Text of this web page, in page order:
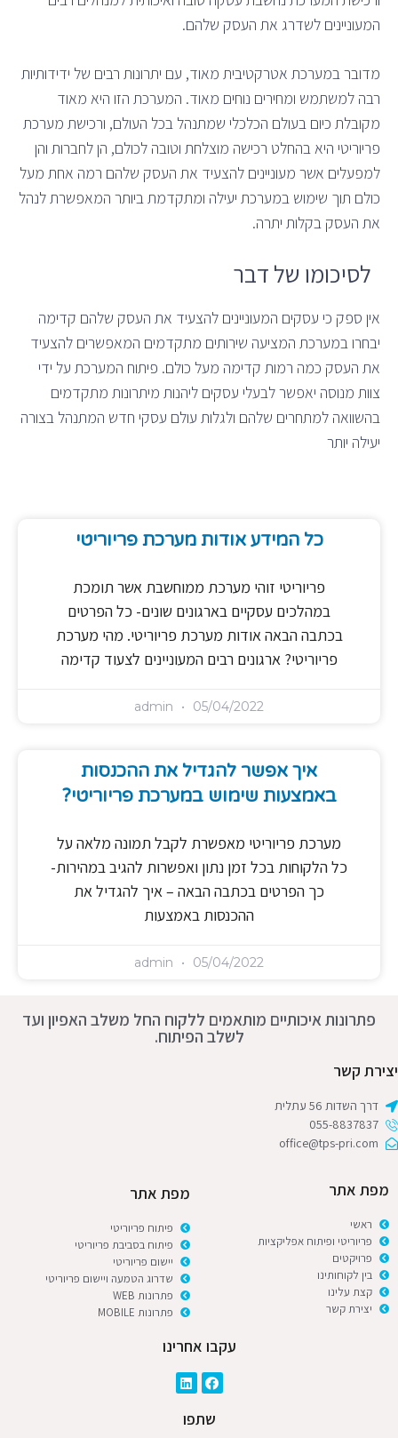
המעוניינים לשדרג את העסק שלהם.
מדובר במערכת אטרקטיבית מאוד, עם יתרונות רבים של ידידותיות
רבה למשתמש ומחירים נוחים מאוד. המערכת הזו היא מאוד
מקובלת כיום בעולם הכלכלי שמתנהל בכל העולם, ורכישת מערכת
פריוריטי היא בהחלט רכישה מוצלחת וטובה לכולם, הן לחברות והן
למפעלים אשר מעוניינים להצעיד את העסק שלהם רמה אחת מעל
כולם תוך שימוש במערכת יעילה ומתקדמת ביותר המאפשרת לנהל
את העסק בקלות יתרה.
לסיכומו של דבר
אין ספק כי עסקים המעוניינים להצעיד את העסק שלהם קדימה
יבחרו במערכת המציעה שירותים מתקדמים המאפשרים להצעיד
את העסק כמה רמות קדימה מעל כולם. פיתוח המערכת על ידי
צוות מנוסה יאפשר לבעלי עסקים ליהנות מיתרונות מתקדמים
בהשוואה למתחרים שלהם ולגלות עולם עסקי חדש המתנהל בצורה
יעילה יותר
כל המידע אודות מערכת פריוריטי
פריוריטי זוהי מערכת ממוחשבת אשר תומכת
במהלכים עסקיים בארגונים שונים- כל הפרטים
בכתבה הבאה אודות מערכת פריוריטי. מהי מערכת
פריוריטי? ארגונים רבים המעוניינים לצעוד קדימה
admin 05/04/2022
איך אפשר להגדיל את ההכנסות
באמצעות שימוש במערכת פריוריטי?
מערכת פריוריטי מאפשרת לקבל תמונה מלאה על
כל הלקוחות בכל זמן נתון ואפשרות להגיב במהירות-
כך הפרטים בכתבה הבאה – איך להגדיל את
ההכנסות באמצעות
admin 05/04/2022
פתרונות איכותיים מותאמים ללקוח החל משלב האפיון ועד
לשלב הפיתוח.
יצירת קשר
דרך השדות 56 עתלית
055-8837837
office@tps-pri.com
מפת אתר
ראשי
פריוריטי ופיתוח אפליקציות
פרויקטים
בין לקוחותינו
קצת עלינו
יצירת קשר
מפת אתר
פיתוח פריוריטי
פיתוח בסביבת פריוריטי
יישום פריוריטי
שדרוג הטמעה ויישום פריוריטי
פתרונות WEB
פתרונות MOBILE
עקבו אחרינו
שתפו